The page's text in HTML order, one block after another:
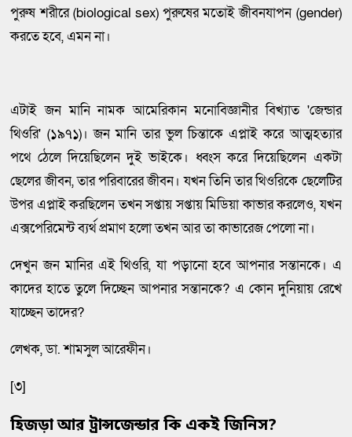
পুরুষ শরীরে (biological sex) পুরুষের মতোই জীবনযাপন (gender)
করতে হবে, এমন না।
এটাই জন মানি নামক আমেরিকান মনোবিজ্ঞানীর বিখ্যাত 'জেন্ডার
থিওরি' (১৯৭১)। জন মানি তার ভুল চিন্তাকে এপ্লাই করে আত্মহত্যার
পথে ঠেলে দিয়েছিলেন দুই ভাইকে। ধ্বংস করে দিয়েছিলেন একটা
ছেলের জীবন, তার পরিবারের জীবন। যখন তিনি তার থিওরিকে ছেলেটির
উপর এপ্লাই করছিলেন তখন সপ্তায় সপ্তায় মিডিয়া কাভার করলেও, যখন
এক্সপেরিমেন্ট ব্যর্থ প্রমাণ হলো তখন আর তা কাভারেজ পেলো না।
দেখুন জন মানির এই থিওরি, যা পড়ানো হবে আপনার সন্তানকে। এ
কাদের হাতে তুলে দিচ্ছেন আপনার সন্তানকে? এ কোন দুনিয়ায় রেখে
যাচ্ছেন তাদের?
লেখক, ডা. শামসুল আরেফীন।
[৩]
হিজড়া আর ট্রান্সজেন্ডার কি একই জিনিস?